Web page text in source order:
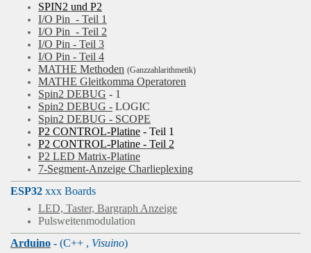
SPIN2 und P2
I/O Pin - Teil 1
I/O Pin - Teil 2
I/O Pin - Teil 3
I/O Pin - Teil 4
MATHE Methoden (Ganzzahlarithmetik)
MATHE Gleitkomma Operatoren
Spin2 DEBUG - 1
Spin2 DEBUG - LOGIC
Spin2 DEBUG - SCOPE
P2 CONTROL-Platine - Teil 1
P2 CONTROL-Platine - Teil 2
P2 LED Matrix-Platine
7-Segment-Anzeige Charlieplexing
ESP32 xxx Boards
LED, Taster, Bargraph Anzeige
Pulsweitenmodulation
Arduino - (C++ , Visuino)